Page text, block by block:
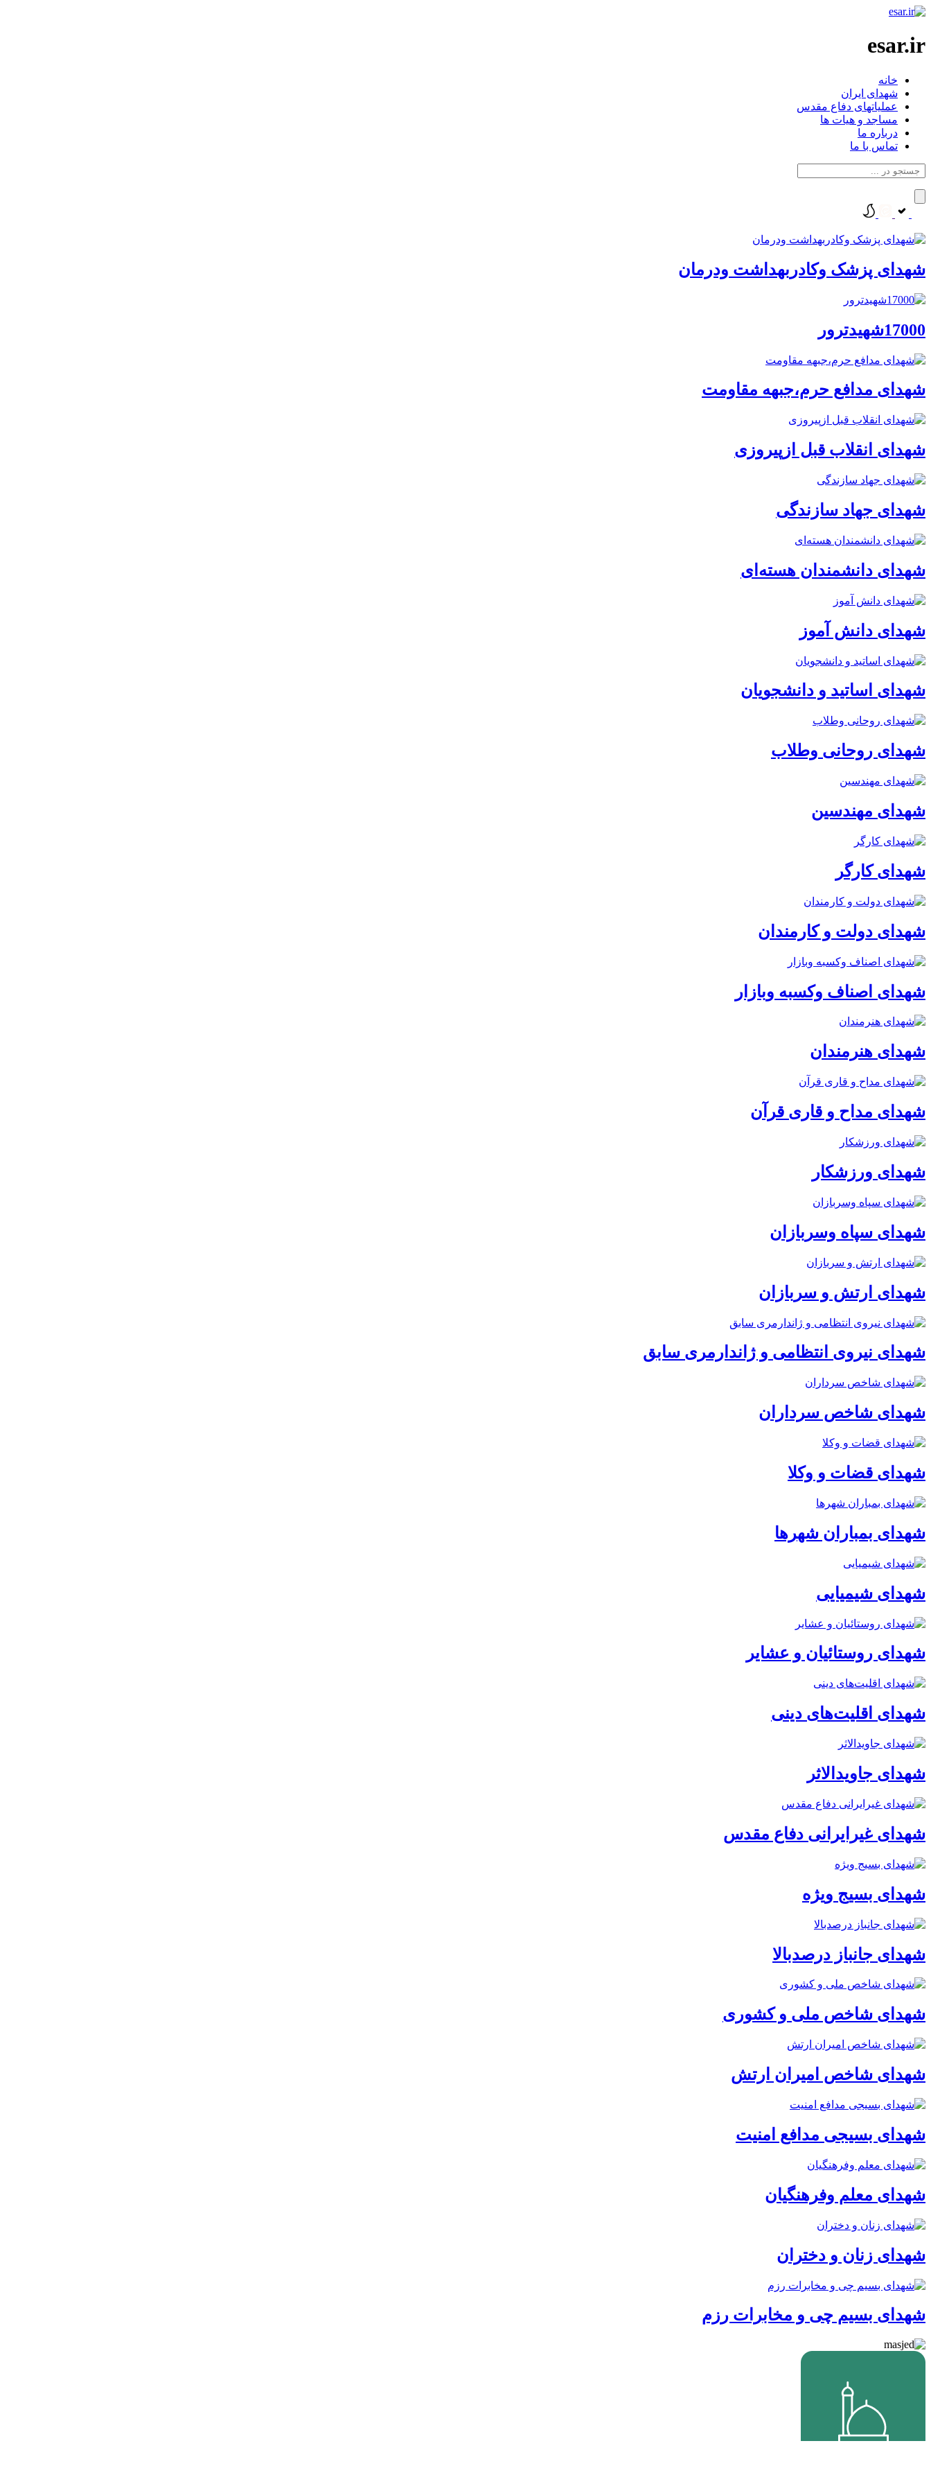
esar.ir
خانه
شهدای ایران
عملیاتهای دفاع مقدس
مساجد و هیات ها
درباره ما
تماس با ما
شهدای پزشک وکادربهداشت ودرمان
17000شهیدترور
شهدای مدافع حرم،جبهه مقاومت
شهدای انقلاب قبل ازپیروزی
شهدای جهاد سازندگی
شهدای دانشمندان هسته‌ای
شهدای دانش آموز
شهدای اساتید و دانشجویان
شهدای روحانی وطلاب
شهدای مهندسین
شهدای کارگر
شهدای دولت و کارمندان
شهدای اصناف وکسبه وبازار
شهدای هنرمندان
شهدای مداح و قاری قرآن
شهدای ورزشکار
شهدای سپاه وسربازان
شهدای ارتش و سربازان
شهدای نیروی انتظامی و ژاندارمری سابق
شهدای شاخص سرداران
شهدای قضات و وکلا
شهدای بمباران شهرها
شهدای شیمیایی
شهدای روستائیان و عشایر
شهدای اقلیت‌های دینی
شهدای جاویدالاثر
شهدای غیرایرانی دفاع مقدس
شهدای بسیج ویژه
شهدای جانباز درصدبالا
شهدای شاخص ملی و کشوری
شهدای شاخص امیران ارتش
شهدای بسیجی مدافع امنیت
شهدای معلم وفرهنگیان
شهدای زنان و دختران
شهدای بسیم چی و مخابرات رزم